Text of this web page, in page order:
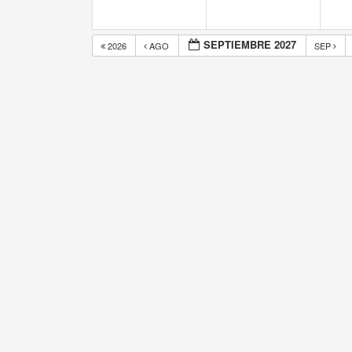
2026 AGO SEPTIEMBRE 2027 SEP